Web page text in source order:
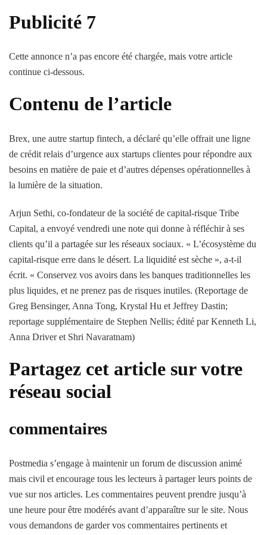
Publicité 7
Cette annonce n’a pas encore été chargée, mais votre article
continue ci-dessous.
Contenu de l’article
Brex, une autre startup fintech, a déclaré qu’elle offrait une ligne
de crédit relais d’urgence aux startups clientes pour répondre aux
besoins en matière de paie et d’autres dépenses opérationnelles à
la lumière de la situation.
Arjun Sethi, co-fondateur de la société de capital-risque Tribe
Capital, a envoyé vendredi une note qui donne à réfléchir à ses
clients qu’il a partagée sur les réseaux sociaux. « L’écosystème du
capital-risque erre dans le désert. La liquidité est sèche », a-t-il
écrit. « Conservez vos avoirs dans les banques traditionnelles les
plus liquides, et ne prenez pas de risques inutiles. (Reportage de
Greg Bensinger, Anna Tong, Krystal Hu et Jeffrey Dastin;
reportage supplémentaire de Stephen Nellis; édité par Kenneth Li,
Anna Driver et Shri Navaratnam)
Partagez cet article sur votre
réseau social
commentaires
Postmedia s’engage à maintenir un forum de discussion animé
mais civil et encourage tous les lecteurs à partager leurs points de
vue sur nos articles. Les commentaires peuvent prendre jusqu’à
une heure pour être modérés avant d’apparaître sur le site. Nous
vous demandons de garder vos commentaires pertinents et